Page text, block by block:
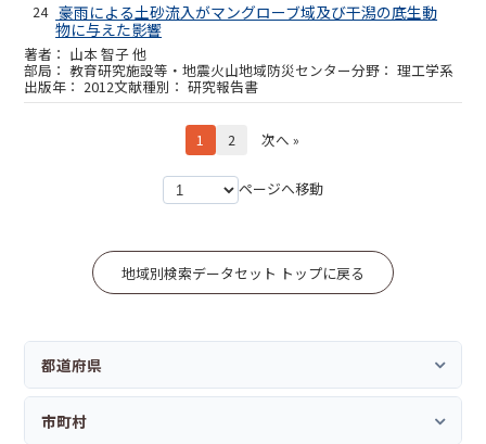
24 豪雨による土砂流入がマングローブ域及び干潟の底生動
物に与えた影響
山本 智子 他
教育研究施設等・地震火山地域防災センター 理工学系
2012 研究報告書
1 2 次へ »
ページへ移動
地域別検索データセット トップに戻る
都道府県
市町村